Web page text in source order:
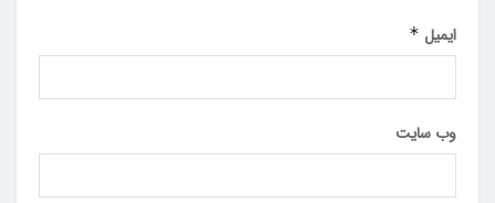
ایمیل *
وب‌ سایت